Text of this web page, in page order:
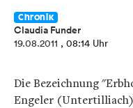
Chronik
Claudia Funder
19.08.2011 , 08:14 Uhr
Die Bezeichnung
Engeler